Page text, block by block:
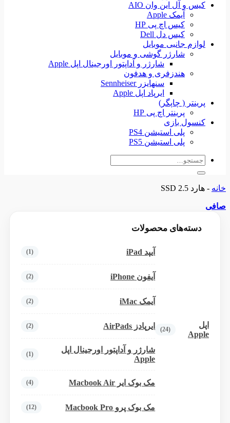
کیس و آل این وان AIO
آیمک Apple
کیس اچ پی HP
کیس دل Dell
لوازم جانبی موبایل
شارژر گوشی و موبایل
شارژر و آداپتور اورجینال اپل Apple
هندزفری و هدفون
سنهایزر Sennheiser
ایرپاد اپل Apple
پرینتر ( چاپگر)
پرینتر اچ پی HP
کنسول بازی
پلی استیشن PS4
پلی استیشن PS5
جستجو
خانه - هارد SSD 2.5
صافی
دسته‌های محصولات
اپل
Apple
(24)
آیپد iPad (1)
آیفون iPhone (2)
آیمک iMac (2)
ایرپادز AirPads (2)
شارژر و آداپتور اورجینال اپل
Apple
(1)
مک بوک ایر Macbook Air (4)
مک بوک پرو Macbook Pro (12)